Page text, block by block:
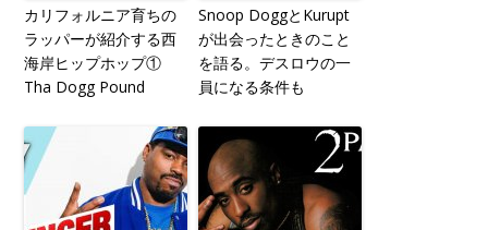
カリフォルニア育ちの
ラッパーが紹介する西
海岸ヒップホップ①
Tha Dogg Pound
Snoop DoggとKurupt
が出会ったときのこと
を語る。デスロウの一
員になる条件も